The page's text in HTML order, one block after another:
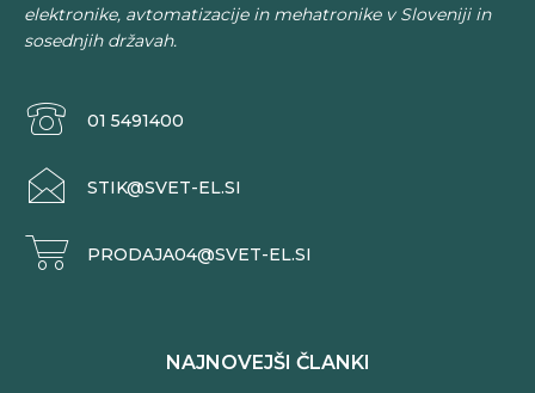
elektronike, avtomatizacije in mehatronike v Sloveniji in
sosednjih državah.
01 5491400
STIK@SVET-EL.SI
PRODAJA04@SVET-EL.SI
NAJNOVEJŠI ČLANKI